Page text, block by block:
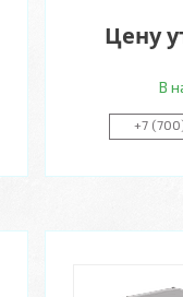
Цену
В
+7